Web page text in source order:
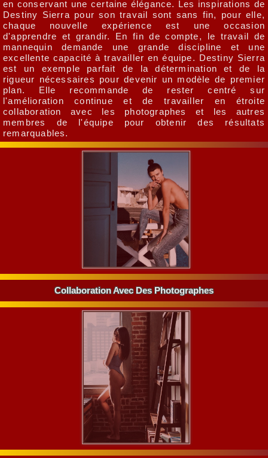
en conservant une certaine élégance. Les inspirations de
Destiny Sierra pour son travail sont sans fin, pour elle,
chaque nouvelle expérience est une occasion
d'apprendre et grandir. En fin de compte, le travail de
mannequin demande une grande discipline et une
excellente capacité à travailler en équipe. Destiny Sierra
est un exemple parfait de la détermination et de la
rigueur nécessaires pour devenir un modèle de premier
plan. Elle recommande de rester centré sur
l'amélioration continue et de travailler en étroite
collaboration avec les photographes et les autres
membres de l'équipe pour obtenir des résultats
remarquables.
Collaboration Avec Des Photographes